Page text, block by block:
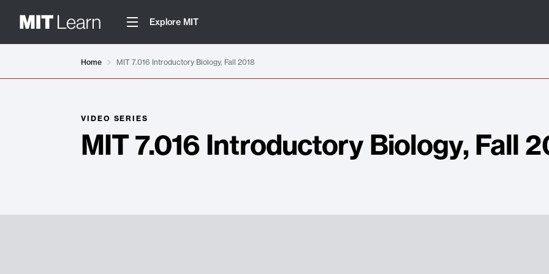
Explore MIT
Home MIT 7.016 Introductory Biology, Fall 2018
VIDEO SERIES
MIT 7.016 Introductory Biology, Fall